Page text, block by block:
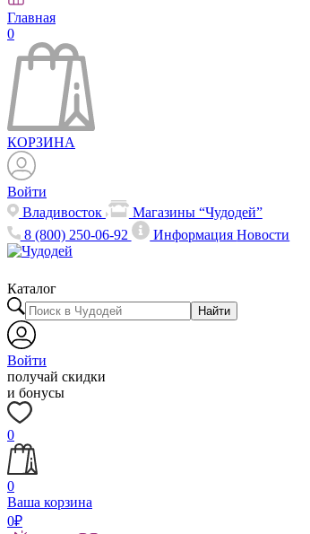
Главная
0
КОРЗИНА
Войти
Владивосток
Магазины “Чудодей”
8 (800) 250-06-92
ИнформацияНовости
Каталог
Найти
Войти
получай скидки
и бонусы
0
0
Ваша корзина
0₽